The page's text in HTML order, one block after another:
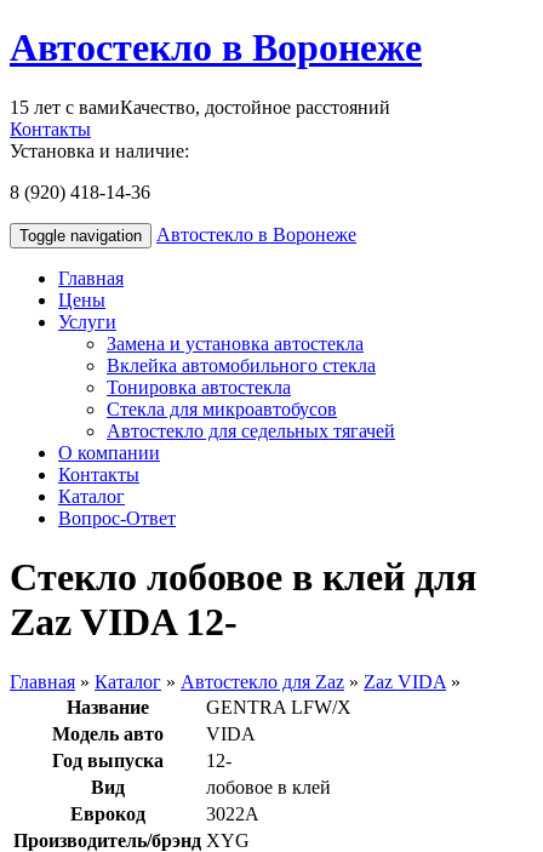
Автостекло в Воронеже
15 лет с вамиКачество, достойное расстояний
Контакты
Установка и наличие:
8 (920) 418-14-36
Toggle navigation Автостекло в Воронеже
Главная
Цены
Услуги
Замена и установка автостекла
Вклейка автомобильного стекла
Тонировка автостекла
Стекла для микроавтобусов
Автостекло для седельных тягачей
О компании
Контакты
Каталог
Вопрос-Ответ
Стекло лобовое в клей для
Zaz VIDA 12-
Главная » Каталог » Автостекло для Zaz » Zaz VIDA »
Название
GENTRA LFW/X
Модель авто
VIDA
Год выпуска
12-
Вид
лобовое в клей
Еврокод
3022A
Производитель/брэнд XYG